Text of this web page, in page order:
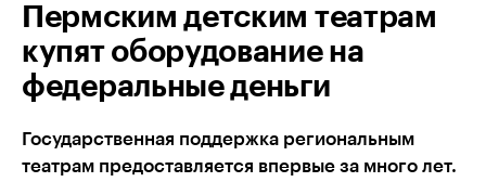
Пермским детским театрам
купят оборудование на
федеральные деньги
Государственная поддержка региональным
театрам предоставляется впервые за много лет.